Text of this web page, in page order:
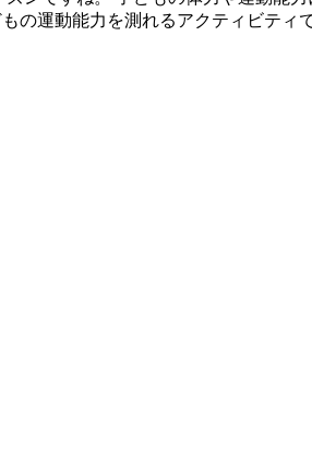
の運動能力を測れるアクティビティ